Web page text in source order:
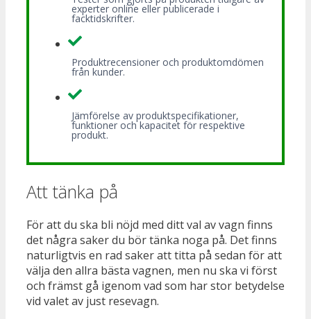
experter online eller publicerade i
facktidskrifter.
Produktrecensioner och produktomdömen
från kunder.
Jämförelse av produktspecifikationer,
funktioner och kapacitet för respektive
produkt.
Att tänka på
För att du ska bli nöjd med ditt val av vagn finns
det några saker du bör tänka noga på. Det finns
naturligtvis en rad saker att titta på sedan för att
välja den allra bästa vagnen, men nu ska vi först
och främst gå igenom vad som har stor betydelse
vid valet av just resevagn.